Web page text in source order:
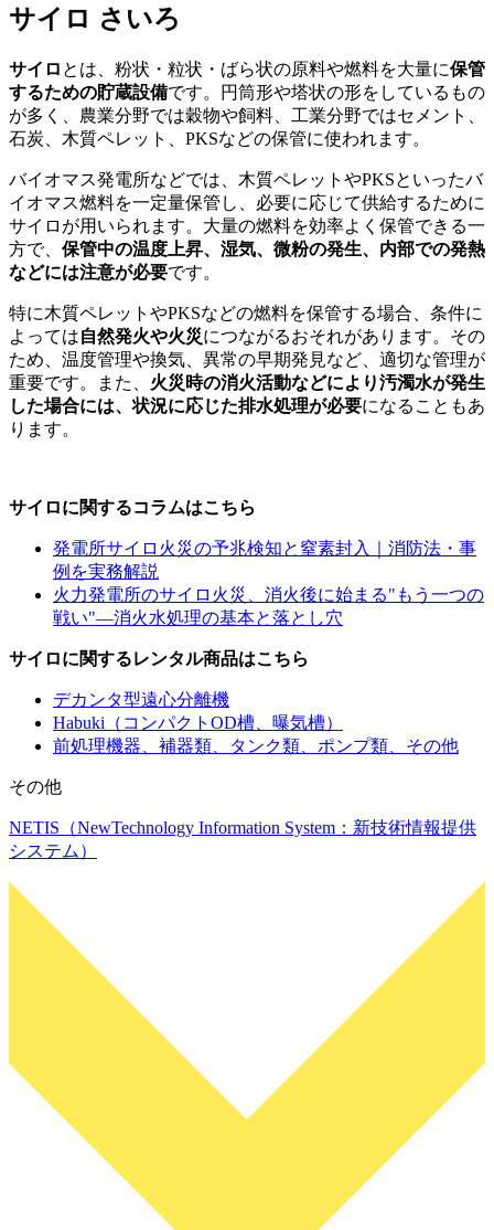
サイロ さいろ
サイロ とは、粉状・粒状・ばら状の原料や燃料を大量に保管
するための貯蔵設備です。円筒形や塔状の形をしているもの
が多く、農業分野では穀物や飼料、工業分野ではセメント、
石炭、木質ペレット、PKSなどの保管に使われます。
バイオマス発電所などでは、木質ペレットやPKSといったバ
イオマス燃料を一定量保管し、必要に応じて供給するために
サイロが用いられます。大量の燃料を効率よく保管できる一
方で、 保管中の温度上昇、湿気、微粉の発生、内部での発熱
などには注意が必要です。
特に木質ペレットやPKSなどの燃料を保管する場合、条件に
よっては自然発火や火災につながるおそれがあります。その
ため、温度管理や換気、異常の早期発見など、適切な管理が
重要です。また、 火災時の消火活動などにより汚濁水が発生
した場合には、状況に応じた排水処理が必要になることもあ
ります。
サイロに関するコラムはこちら
発電所サイロ火災の予兆検知と窒素封入｜消防法・事
例を実務解説
火力発電所のサイロ火災、消火後に始まる"もう一つの
戦い"—消火水処理の基本と落とし穴
サイロに関するレンタル商品はこちら
デカンタ型遠心分離機
Habuki（コンパクトOD槽、曝気槽）
前処理機器、補器類、タンク類、ポンプ類、その他
その他
NETIS（NewTechnology Information System：新技術情報提供
システム）